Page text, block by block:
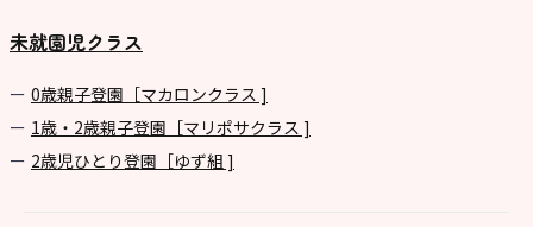
未就園児クラス
0歳親子登園［マカロンクラス ]
1歳・2歳親子登園［マリポサクラス ]
2歳児ひとり登園［ゆず組 ]